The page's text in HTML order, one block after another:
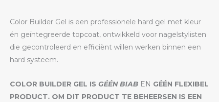
Color Builder Gel is een professionele hard gel met kleur
én geïntegreerde topcoat, ontwikkeld voor nagelstylisten
die gecontroleerd en efficiënt willen werken binnen een
hard systeem.
COLOR BUILDER GEL IS GÉÉN BIAB EN GÉÉN FLEXIBEL
PRODUCT. OM DIT PRODUCT TE BEHEERSEN IS EEN